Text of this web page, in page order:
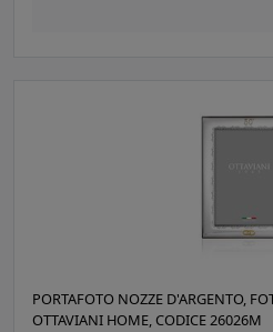
PORTAFOTO NOZZE D'ARGENTO,
OTTAVIANI HOME, CODICE 26026M